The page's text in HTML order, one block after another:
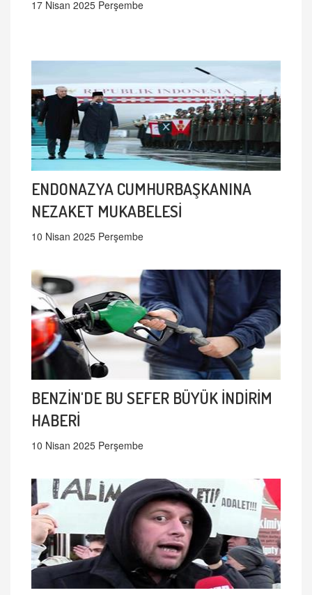
17 Nisan 2025 Perşembe
ENDONAZYA CUMHURBAŞKANINA
NEZAKET MUKABELESİ
10 Nisan 2025 Perşembe
BENZİN'DE BU SEFER BÜYÜK İNDİRİM
HABERİ
10 Nisan 2025 Perşembe